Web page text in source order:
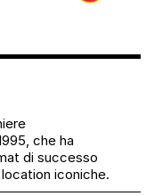
che ha
di successo
iconiche.